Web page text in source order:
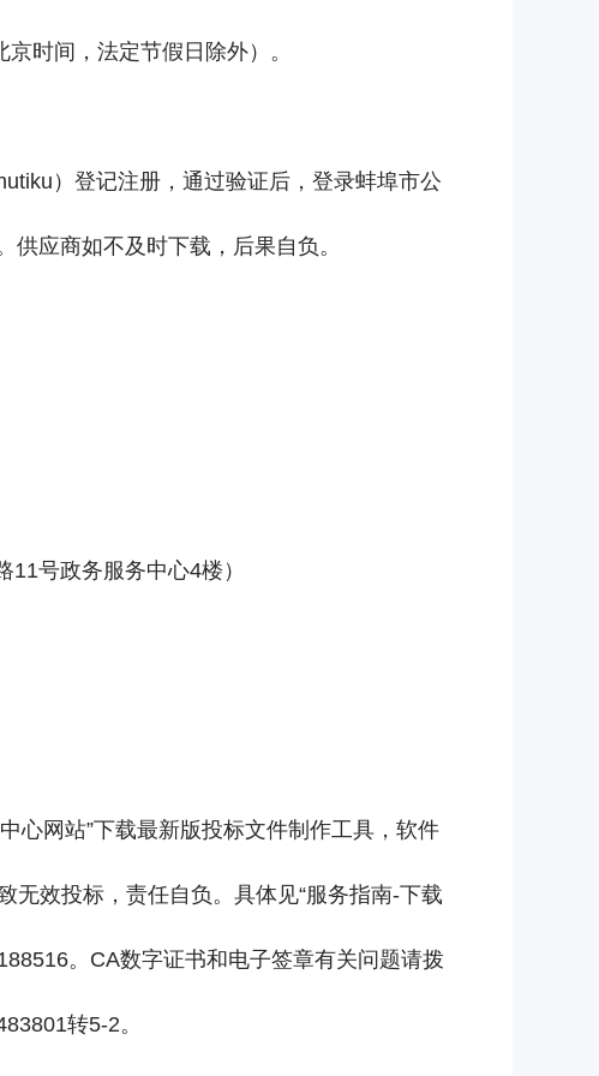
时间，法定节假日除外）。
）登记注册，通过验证后，登录蚌埠市公
应商如不及时下载，后果自负。
号政务服务中心4楼）
心网站”下载最新版投标文件制作工具，软件
效投标，责任自负。具体见“服务指南-下载
。CA数字证书和电子签章有关问题请拨
转5-2。